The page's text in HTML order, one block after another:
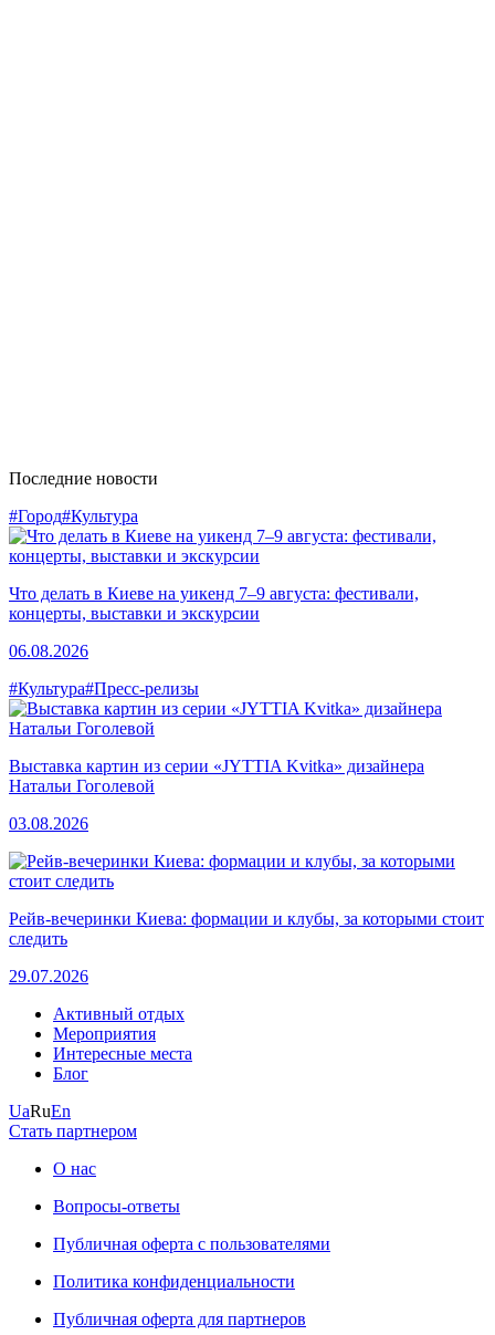
Последние новости
#Город#Культура
Что делать в Киеве на уикенд 7–9 августа: фестивали,
концерты, выставки и экскурсии
06.08.2026
#Культура#Пресс-релизы
Выставка картин из серии «JYTTIA Kvitka» дизайнера
Натальи Гоголевой
03.08.2026
Рейв-вечеринки Киева: формации и клубы, за которыми стоит
следить
29.07.2026
Активный отдых
Мероприятия
Интересные места
Блог
UaRuEn
Стать партнером
О нас
Вопросы-ответы
Публичная оферта с пользователями
Политика конфиденциальности
Публичная оферта для партнеров